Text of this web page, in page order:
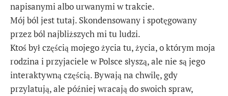
napisanymi albo urwanymi w trakcie.
Mój ból jest tutaj. Skondensowany i spotęgowany
przez ból najbliższych mi tu ludzi.
Ktoś był częścią mojego życia tu, życia, o którym moja
rodzina i przyjaciele w Polsce słyszą, ale nie są jego
interaktywną częścią. Bywają na chwilę, gdy
przylatują, ale później wracają do swoich spraw,